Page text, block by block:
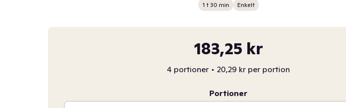
1 t 30 min Enkelt
183,25 kr
4 portioner • 20,29 kr per portion
Portioner